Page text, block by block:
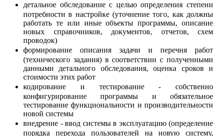
детальное обследование с целью определения степени
потребности в настройке (уточнение того, как должны
работать те или иные объекты программы, описание
новых справочников, документов, отчетов, схем
проводок)
формирование описания задачи и перечня работ
(технического задания) в соответствии с полученными
данными детального обследования, оценка сроков и
стоимости этих работ
кодирование и тестирование - собственно
конфигурирование программы и обязательное
тестирование функциональности и производительности
новой системы
внедрение - ввод системы в эксплуатацию (определение
порядка перехода пользователей на новую систему,